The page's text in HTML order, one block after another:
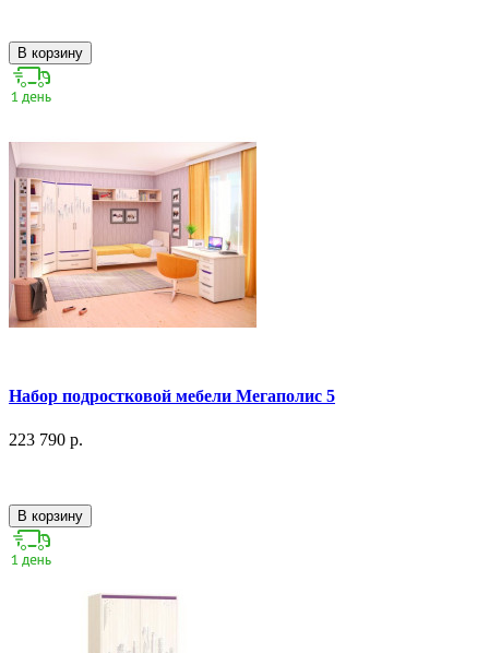
В корзину
Набор подростковой мебели Мегаполис 5
223 790 р.
В корзину